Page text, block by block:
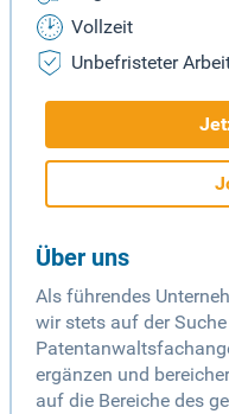
Vollzeit
Unbefristeter
Über uns
Als führendes
wir stets auf der
ergänzen und
auf die Bereiche des